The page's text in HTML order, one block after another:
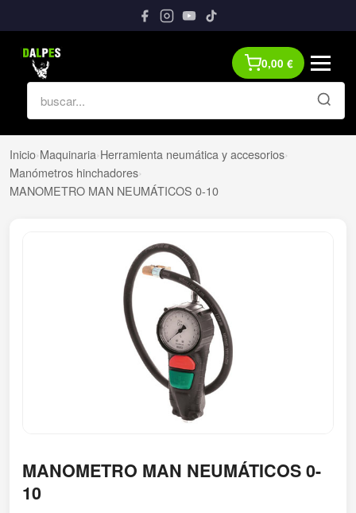
0,00 €
Inicio›Maquinaria›Herramienta neumática y accesorios›
Manómetros hinchadores›
MANOMETRO MAN NEUMÁTICOS 0-10
MANOMETRO MAN NEUMÁTICOS 0-
10